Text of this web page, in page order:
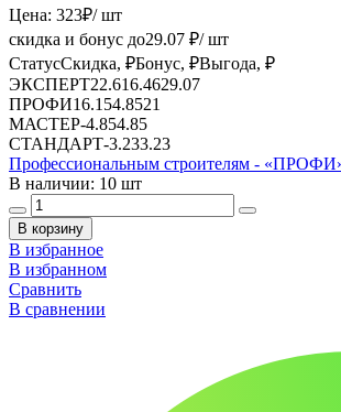
Цена: 323₽/ шт
скидка и бонус до29.07 ₽/ шт
СтатусСкидка, ₽Бонус, ₽Выгода, ₽
ЭКСПЕРТ22.616.4629.07
ПРОФИ16.154.8521
МАСТЕР-4.854.85
СТАНДАРТ-3.233.23
Профессиональным строителям -
В наличии: 10 шт
В корзину
В избранное
В избранном
Сравнить
В сравнении